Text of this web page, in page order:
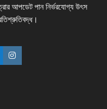
আপডেট পান নির্ভরযোগ্য উৎস